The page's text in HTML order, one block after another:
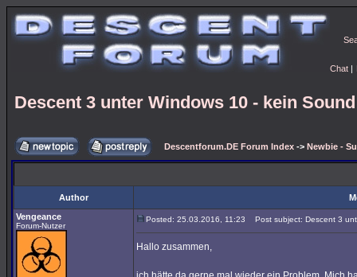
Chat |
Descent 3 unter Windows 10 - kein Sound
Descentforum.DE Forum Index -> Newbie -
Author
Vengeance
Forum-Nutzer
Posted: 25.03.2016, 11:23 Post subject: Descent 3
Hallo zusammen,